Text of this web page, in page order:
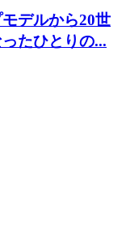
デルから20世
たひとりの...